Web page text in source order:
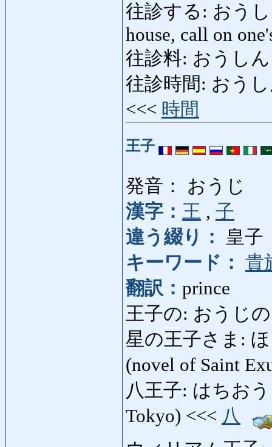
往診する: おうし
house, call on
往診料: おうし
往診時間: おう
<<< 時間
王子
発音： おうじ
漢字： 王 , 子
違う綴り：
皇子
キーワード： 貴
翻訳： prince
王子の: おうじ
星の王子さま:
(novel of Saint
八王子: はちおう
Tokyo) <<< 八